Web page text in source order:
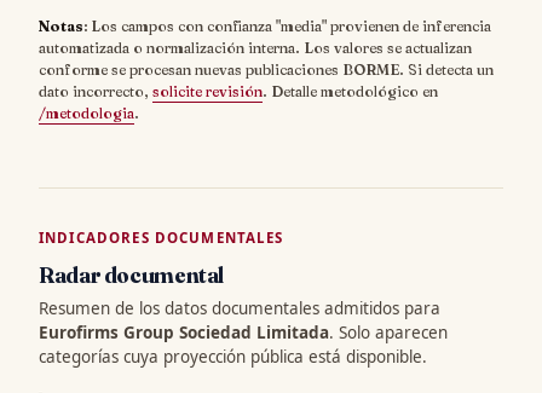
Notas: Los campos con confianza "media" provienen de inferencia
automatizada o normalización interna. Los valores se actualizan
conforme se procesan nuevas publicaciones BORME. Si detecta un
dato incorrecto, solicite revisión. Detalle metodológico en
/metodologia.
INDICADORES DOCUMENTALES
Radar documental
Resumen de los datos documentales admitidos para
Eurofirms Group Sociedad Limitada. Solo aparecen
categorías cuya proyección pública está disponible.